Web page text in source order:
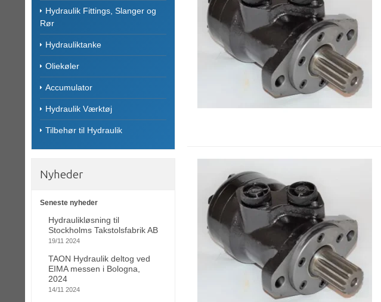
Hydraulik Fittings, Slanger og
Rør
Hydrauliktanke
Oliekøler
Accumulator
Hydraulik Værktøj
Tilbehør til Hydraulik
Nyheder
Seneste nyheder
Hydraulikløsning til
Stockholms Takstolsfabrik AB
19/11 2024
TAON Hydraulik deltog ved
EIMA messen i Bologna,
2024
14/11 2024